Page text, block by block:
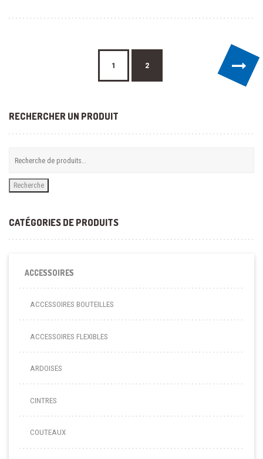
1 2 →
RECHERCHER UN PRODUIT
Recherche
CATÉGORIES DE PRODUITS
ACCESSOIRES
ACCESSOIRES BOUTEILLES
ACCESSOIRES FLEXIBLES
ARDOISES
CINTRES
COUTEAUX